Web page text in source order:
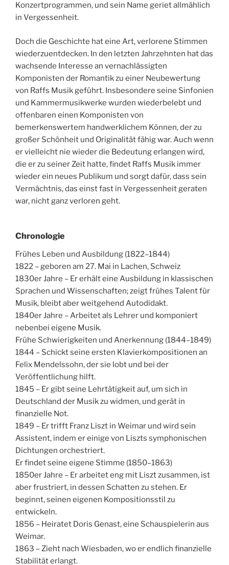
Konzertprogrammen, und sein Name geriet allmählich
in Vergessenheit.
Doch die Geschichte hat eine Art, verlorene Stimmen
wiederzuentdecken. In den letzten Jahrzehnten hat das
wachsende Interesse an vernachlässigten
Komponisten der Romantik zu einer Neubewertung
von Raffs Musik geführt. Insbesondere seine Sinfonien
und Kammermusikwerke wurden wiederbelebt und
offenbaren einen Komponisten von
bemerkenswertem handwerklichem Können, der zu
großer Schönheit und Originalität fähig war. Auch wenn
er vielleicht nie wieder die Bedeutung erlangen wird,
die er zu seiner Zeit hatte, findet Raffs Musik immer
wieder ein neues Publikum und sorgt dafür, dass sein
Vermächtnis, das einst fast in Vergessenheit geraten
war, nicht ganz verloren geht.
Chronologie
Frühes Leben und Ausbildung (1822–1844)
1822 – geboren am 27. Mai in Lachen, Schweiz
1830er Jahre – Er erhält eine Ausbildung in klassischen
Sprachen und Wissenschaften; zeigt frühes Talent für
Musik, bleibt aber weitgehend Autodidakt.
1840er Jahre – Arbeitet als Lehrer und komponiert
nebenbei eigene Musik.
Frühe Schwierigkeiten und Anerkennung (1844–1849)
1844 – Schickt seine ersten Klavierkompositionen an
Felix Mendelssohn, der sie lobt und bei der
Veröffentlichung hilft.
1845 – Er gibt seine Lehrtätigkeit auf, um sich in
Deutschland der Musik zu widmen, und gerät in
finanzielle Not.
1849 – Er trifft Franz Liszt in Weimar und wird sein
Assistent, indem er einige von Liszts symphonischen
Dichtungen orchestriert.
Er findet seine eigene Stimme (1850–1863)
1850er Jahre – Er arbeitet eng mit Liszt zusammen, ist
aber frustriert, in dessen Schatten zu stehen. Er
beginnt, seinen eigenen Kompositionsstil zu
entwickeln.
1856 – Heiratet Doris Genast, eine Schauspielerin aus
Weimar.
1863 – Zieht nach Wiesbaden, wo er endlich finanzielle
Stabilität erlangt.